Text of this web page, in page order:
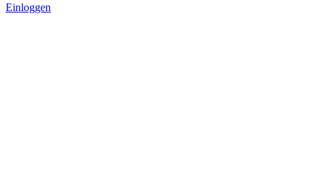
Einloggen